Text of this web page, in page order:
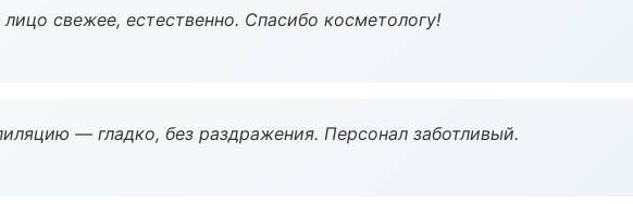
свежее, естественно. Спасибо косметологу!
— гладко, без раздражения. Персонал заботливый.